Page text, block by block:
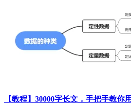
【教程】30000字长文，手把手教你